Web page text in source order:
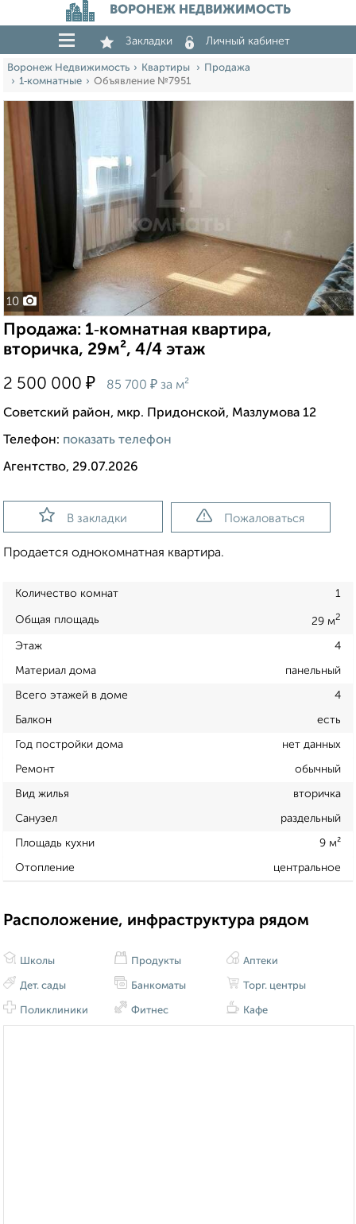
ВОРОНЕЖ НЕДВИЖИМОСТЬ
Закладки Личный кабинет
Воронеж Недвижимость Квартиры
Продажа
1‑комнатные
Объявление №7951
10
Продажа: 1‑комнатная квартира,
вторичка, 29м², 4/4 этаж
2 500 000 ₽ 85 700 ₽ за м²
Советский район, мкр. Придонской, Мазлумова 12
Телефон: показать телефон
Агентство, 29.07.2026
В закладки Пожаловаться
Продается однокомнатная квартира.
Количество комнат 1
Общая площадь 29 м2
Этаж 4
Материал дома панельный
Всего этажей в доме 4
Балкон есть
Год постройки дома нет данных
Ремонт обычный
Вид жилья вторичка
Санузел раздельный
Площадь кухни 9 м²
Отопление центральное
Расположение, инфраструктура рядом
Школы
Дет. сады
Поликлиники
Продукты
Банкоматы
Фитнес
Аптеки
Торг. центры
Кафе